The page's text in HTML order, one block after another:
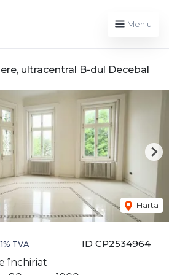
Meniu
ultracentral B-dul Decebal
ID CP2534964
TVA
închiriat
Harta